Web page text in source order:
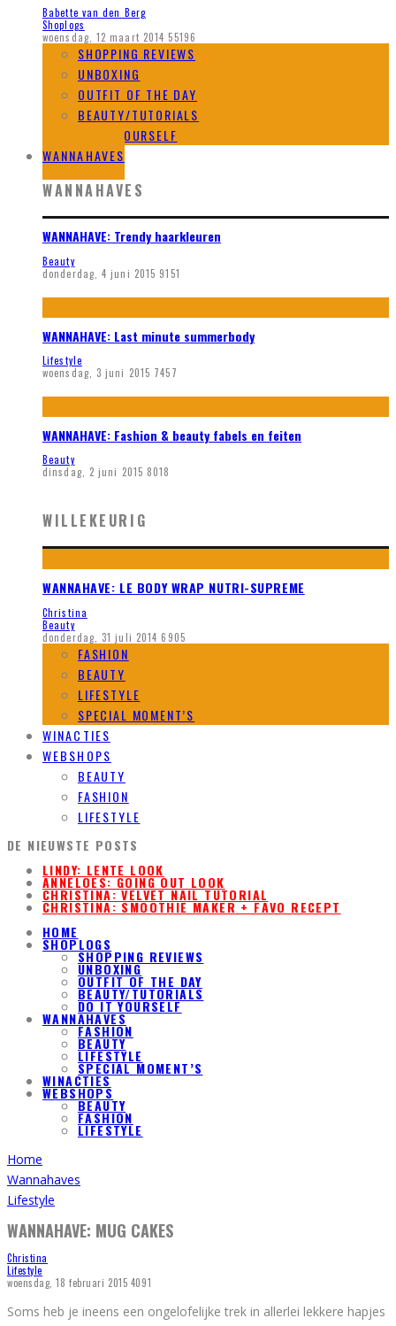
Babette van den Berg
Shoplogs
woensdag, 12 maart 2014 55196
SHOPPING REVIEWS
UNBOXING
OUTFIT OF THE DAY
BEAUTY/TUTORIALS
DO IT YOURSELF
WANNAHAVES
WANNAHAVES
WANNAHAVE: Trendy haarkleuren
Beauty
donderdag, 4 juni 2015 9151
WANNAHAVE: Last minute summerbody
Lifestyle
woensdag, 3 juni 2015 7457
WANNAHAVE: Fashion & beauty fabels en feiten
Beauty
dinsdag, 2 juni 2015 8018
WILLEKEURIG
WANNAHAVE: LE BODY WRAP NUTRI-SUPREME
Christina
Beauty
donderdag, 31 juli 2014 6905
FASHION
BEAUTY
LIFESTYLE
SPECIAL MOMENT’S
WINACTIES
WEBSHOPS
BEAUTY
FASHION
LIFESTYLE
DE NIEUWSTE POSTS
LINDY: LENTE LOOK
ANNELOES: GOING OUT LOOK
CHRISTINA: VELVET NAIL TUTORIAL
CHRISTINA: SMOOTHIE MAKER + FAVO RECEPT
HOME
SHOPLOGS
SHOPPING REVIEWS
UNBOXING
OUTFIT OF THE DAY
BEAUTY/TUTORIALS
DO IT YOURSELF
WANNAHAVES
FASHION
BEAUTY
LIFESTYLE
SPECIAL MOMENT’S
WINACTIES
WEBSHOPS
BEAUTY
FASHION
LIFESTYLE
Home
Wannahaves
Lifestyle
WANNAHAVE: MUG CAKES
Christina
Lifestyle
woensdag, 18 februari 2015 4091
Soms heb je ineens een ongelofelijke trek in allerlei lekkere hapjes